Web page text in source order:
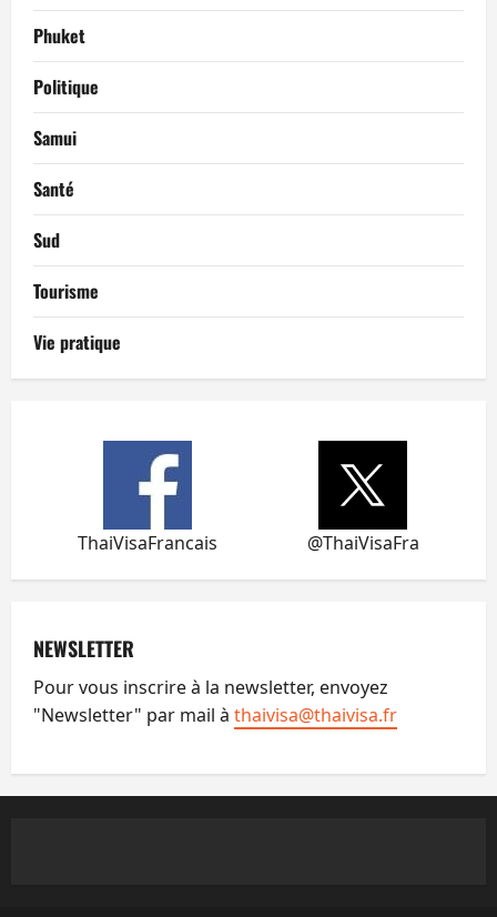
Phuket
Politique
Samui
Santé
Sud
Tourisme
Vie pratique
ThaiVisaFrancais @ThaiVisaFra
NEWSLETTER
Pour vous inscrire à la newsletter, envoyez
"Newsletter" par mail à thaivisa@thaivisa.fr